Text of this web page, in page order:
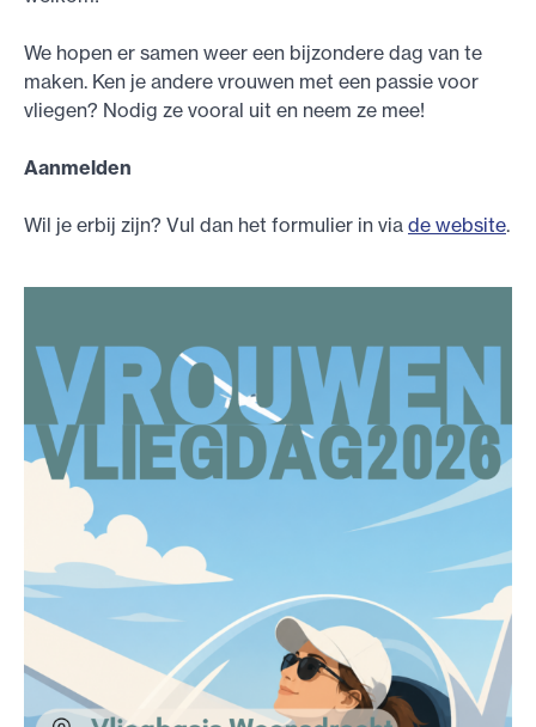
We hopen er samen weer een bijzondere dag van te
maken. Ken je andere vrouwen met een passie voor
vliegen? Nodig ze vooral uit en neem ze mee!
Aanmelden
Wil je erbij zijn? Vul dan het formulier in via de website.